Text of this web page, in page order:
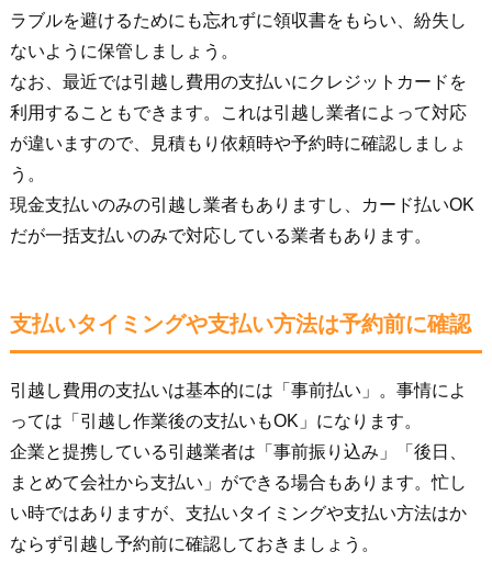
ラブルを避けるためにも忘れずに領収書をもらい、紛失し
ないように保管しましょう。
なお、最近では引越し費用の支払いにクレジットカードを
利用することもできます。これは引越し業者によって対応
が違いますので、見積もり依頼時や予約時に確認しましょ
う。
現金支払いのみの引越し業者もありますし、カード払いOK
だが一括支払いのみで対応している業者もあります。
支払いタイミングや支払い方法は予約前に確認
引越し費用の支払いは基本的には「事前払い」。事情によ
っては「引越し作業後の支払いもOK」になります。
企業と提携している引越業者は「事前振り込み」「後日、
まとめて会社から支払い」ができる場合もあります。忙し
い時ではありますが、支払いタイミングや支払い方法はか
ならず引越し予約前に確認しておきましょう。